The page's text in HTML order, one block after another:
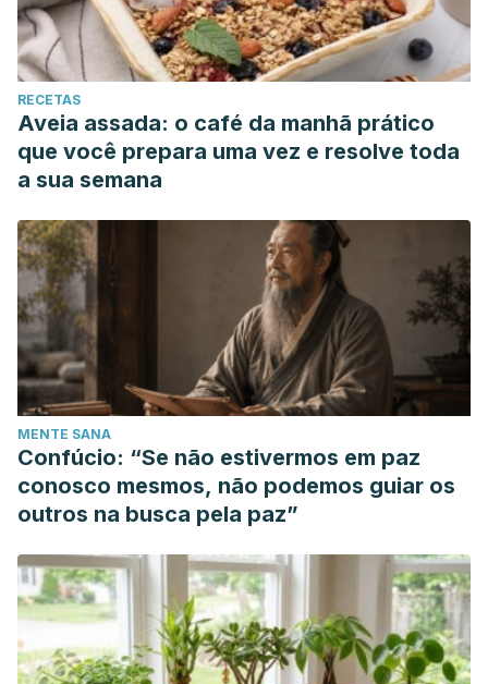
RECETAS
Aveia assada: o café da manhã prático
que você prepara uma vez e resolve toda
a sua semana
MENTE SANA
Confúcio: “Se não estivermos em paz
conosco mesmos, não podemos guiar os
outros na busca pela paz”